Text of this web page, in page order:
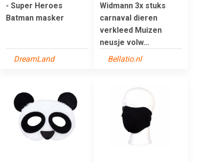
- Super Heroes
Batman masker
DreamLand
Widmann 3x stuks
carnaval dieren
verkleed Muizen
neusje volw...
Bellatio.nl